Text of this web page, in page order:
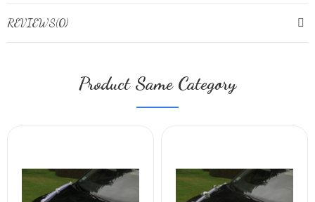
REVIEWS(0)
Product Same Category